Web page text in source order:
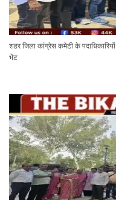
शहर जिला कांग्रेस कमेटी के पदाधिकारियों
भेंट